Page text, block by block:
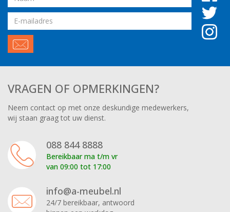
Email
adres
VRAGEN OF OPMERKINGEN?
Neem contact op met onze deskundige medewerkers,
wij staan graag tot uw dienst.
088 844 8888
Bereikbaar ma t/m vr
van 09:00 tot 17:00
info@a-meubel.nl
24/7 bereikbaar, antwoord